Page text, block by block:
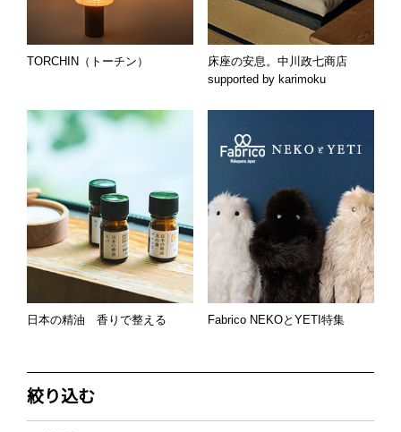
TORCHIN（トーチン）
床座の安息。中川政七商店
supported by karimoku
日本の精油 香りで整える Fabrico NEKOとYETI特集
絞り込む